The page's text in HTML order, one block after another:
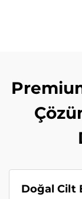
Doğal Cilt